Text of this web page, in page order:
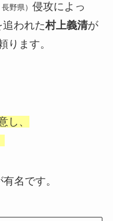
長野県） 侵攻によっ
追われた村上義清が
ります。
し、
有名です。